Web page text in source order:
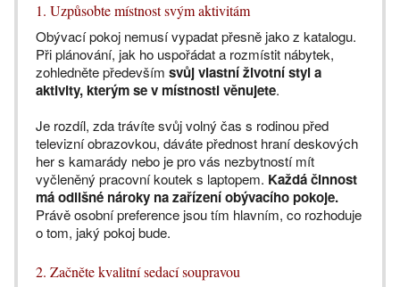
1. Uzpůsobte místnost svým aktivitám
Obývací pokoj nemusí vypadat přesně jako z katalogu.
Při plánování, jak ho uspořádat a rozmístit nábytek,
zohledněte především svůj vlastní životní styl a
aktivity, kterým se v místnosti věnujete.
Je rozdíl, zda trávíte svůj volný čas s rodinou před
televizní obrazovkou, dáváte přednost hraní deskových
her s kamarády nebo je pro vás nezbytností mít
vyčleněný pracovní koutek s laptopem. Každá činnost
má odlišné nároky na zařízení obývacího pokoje.
Právě osobní preference jsou tím hlavním, co rozhoduje
o tom, jaký pokoj bude.
2. Začněte kvalitní sedací soupravou